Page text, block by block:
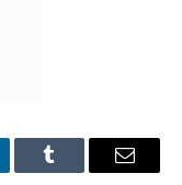
Tumblr
E-